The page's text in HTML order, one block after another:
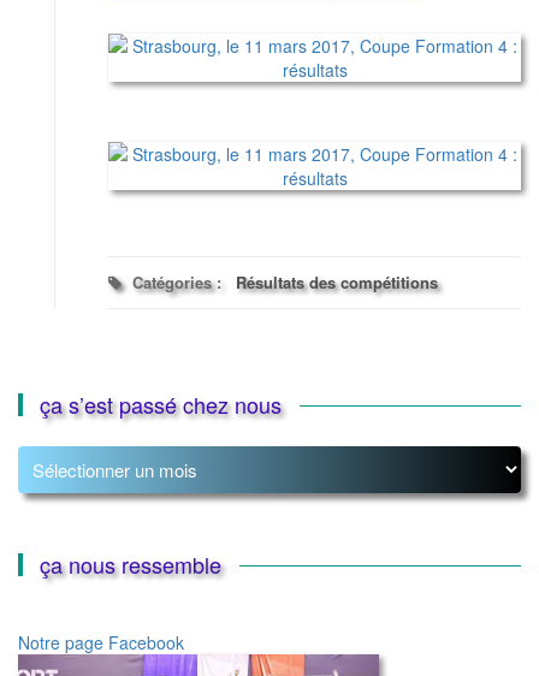
Catégories : Résultats des compétitions
ça s’est passé chez nous
ça
s’est
passé
nousça nous ressemble
Notre page Facebook